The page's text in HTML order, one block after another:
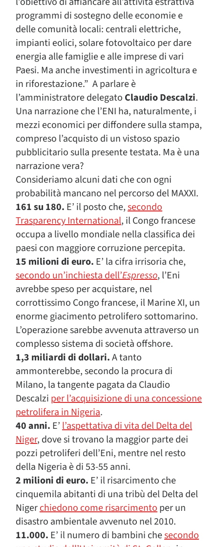
programmi di sostegno delle economie e
delle comunità locali: centrali elettriche,
impianti eolici, solare fotovoltaico per dare
energia alle famiglie e alle imprese di vari
Paesi. Ma anche investimenti in agricoltura e
in riforestazione.” A parlare è
l’amministratore delegato Claudio Descalzi.
Una narrazione che l’ENI ha, naturalmente, i
mezzi economici per diffondere sulla stampa,
compreso l’acquisto di un vistoso spazio
pubblicitario sulla presente testata. Ma è una
narrazione vera?
Consideriamo alcuni dati che con ogni
probabilità mancano nel percorso del MAXXI.
161 su 180. E’ il posto che,secondo
Trasparency International, il Congo francese
occupa a livello mondiale nella classifica dei
paesi con maggiore corruzione percepita.
15 milioni di euro. E’ la cifra irrisoria che,
secondo un’inchiesta dell’Espresso, l’Eni
avrebbe speso per acquistare, nel
corrottissimo Congo francese, il Marine XI, un
enorme giacimento petrolifero sottomarino.
L’operazione sarebbe avvenuta attraverso un
complesso sistema di società offshore.
1,3 miliardi di dollari.A tanto
ammonterebbe, secondo la procura di
Milano, la tangente pagata da Claudio
Descalzi per l’acquisizione di una concessione
petrolifera in Nigeria.
40 anni. E’l’aspettativa di vita del Delta del
Niger, dove si trovano la maggior parte dei
pozzi petroliferi dell’Eni, mentre nel resto
della Nigeria è di 53-55 anni.
2 milioni di euro. E’ il risarcimento che
cinquemila abitanti di una tribù del Delta del
Nigerchiedono come risarcimentoper un
disastro ambientale avvenuto nel 2010.
11.000. E’ il numero di bambini chesecondo